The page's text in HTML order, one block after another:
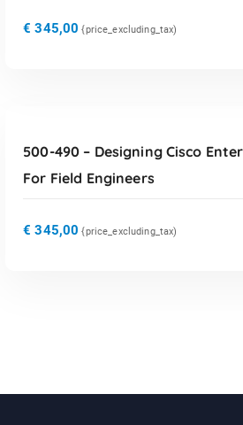
€ 345,00 {price_excluding_tax)
500-490 – Designing Cisco
For Field Engineers
€ 345,00 {price_excluding_tax)